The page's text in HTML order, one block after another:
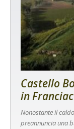
Castello
in
Nonostante il
preannuncia una